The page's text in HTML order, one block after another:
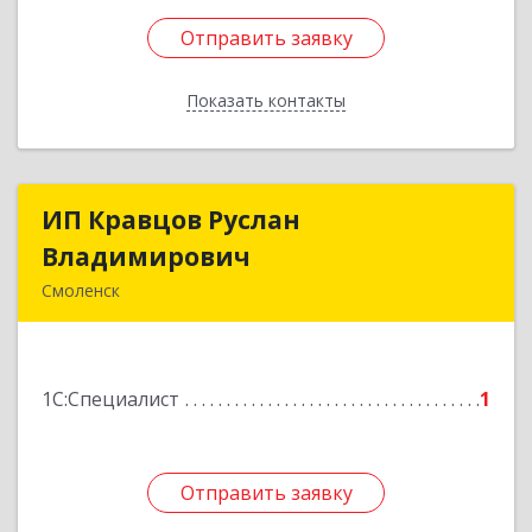
Отправить заявку
Показать контакты
Отправить заявку
Назад
ИП Кравцов Руслан
Владимирович
Смоленск
1С:Специалист 1
Отправить заявку
ИП Кравцов Руслан
Подробнее
Отправить заявку